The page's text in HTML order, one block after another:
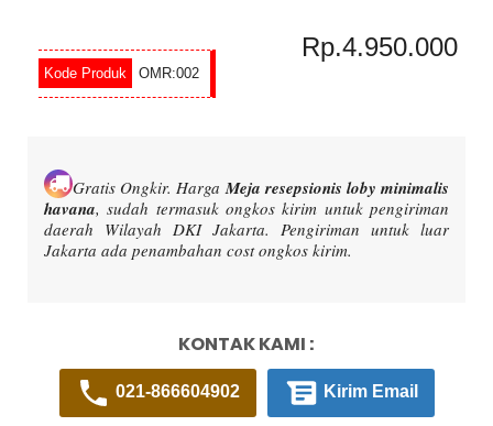
OMR:002
Rp.4.950.000
Gratis Ongkir.HargaMeja resepsionis loby minimalis
havana, sudah termasuk ongkos kirim untuk pengiriman
daerah Wilayah DKI Jakarta. Pengiriman untuk luar
Jakarta ada penambahan cost ongkos kirim.
KONTAK KAMI :
021-866604902 Kirim Email